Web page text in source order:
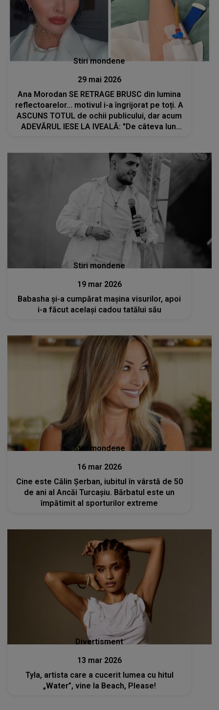
Stiri mondene
29 mai 2026
Ana Morodan SE RETRAGE BRUSC din lumina
reflectoarelor... motivul i-a îngrijorat pe toți. A
ASCUNS TOTUL de ochii publicului, dar acum
ADEVĂRUL IESE LA IVEALĂ: "De câteva luni
Stiri mondene
19 mar 2026
Babasha și-a cumpărat mașina visurilor, apoi
i-a făcut același cadou tatălui său
Stiri mondene
16 mar 2026
Cine este Călin Șerban, iubitul în vârstă de 50
de ani al Ancăi Turcașiu. Bărbatul este un
împătimit al sporturilor extreme
Divertisment
13 mar 2026
Tyla, artista care a cucerit lumea cu hitul
„Water”, vine la Beach, Please!